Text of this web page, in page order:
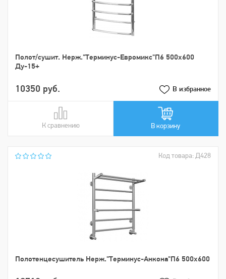
Пoлoт/сушит. Нерж."Tерминус-Евромикс"П6 500х600
Ду-15+
10350 руб. В избранное
К сравнению
В сравнении В корзину
Код товара: Д428
Пoлoтенцеcушитель Нерж."Tерминус-Анкона"П6 500х600